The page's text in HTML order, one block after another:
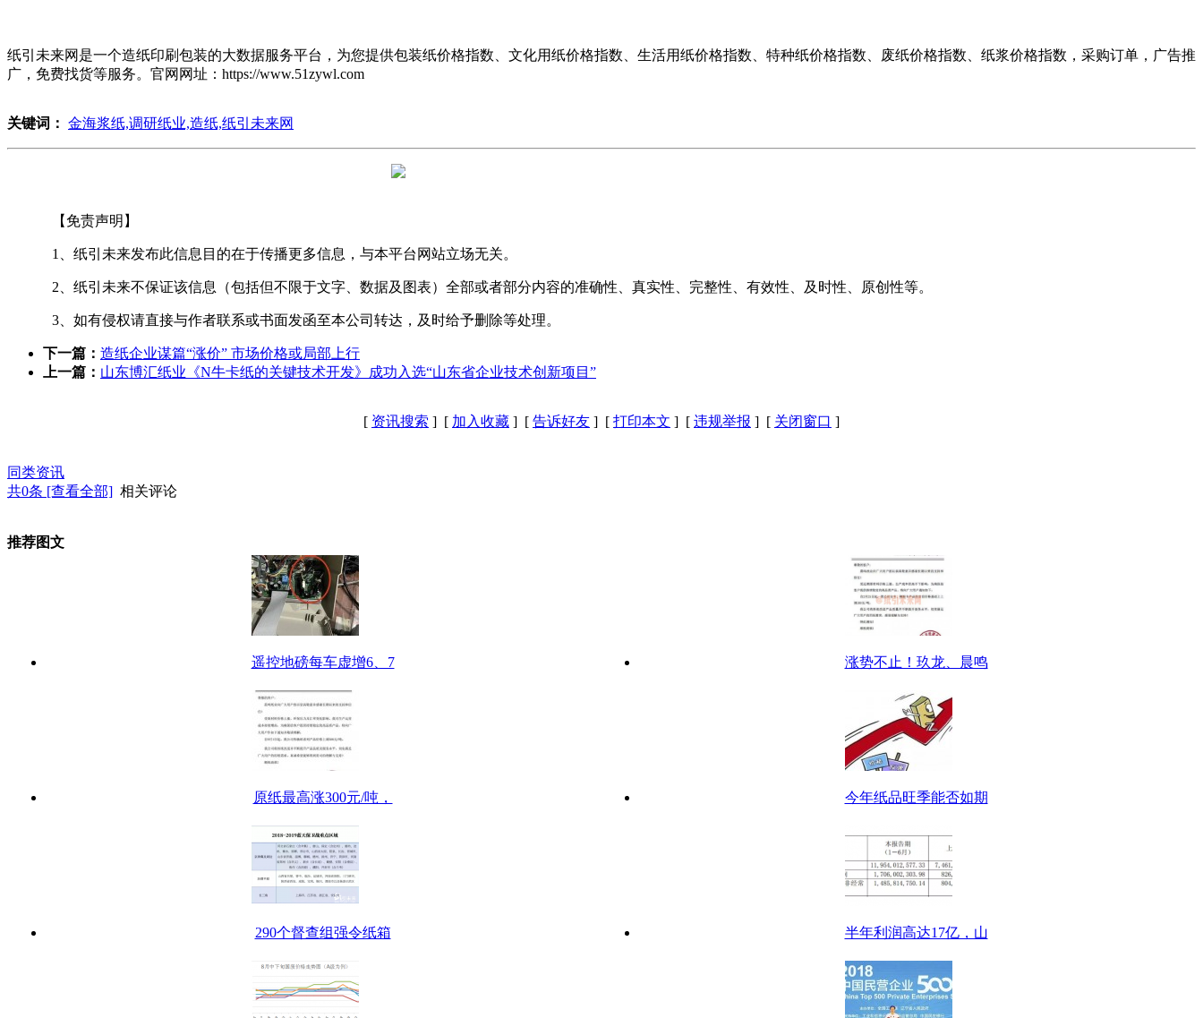
纸引未来网是一个造纸印刷包装的大数据服务平台，为您提供包装纸价格指数、文化用纸价格指数、生活用纸价格指数、特种纸价格指数、废纸价格指数、纸浆价格指数，采购订单，广告推
广，免费找货等服务。官网网址：https://www.51zywl.com
关键词： 金海浆纸,调研纸业,造纸,纸引未来网
【免责声明】
1、纸引未来发布此信息目的在于传播更多信息，与本平台网站立场无关。
2、纸引未来不保证该信息（包括但不限于文字、数据及图表）全部或者部分内容的准确性、真实性、完整性、有效性、及时性、原创性等。
3、如有侵权请直接与作者联系或书面发函至本公司转达，及时给予删除等处理。
下一篇： 造纸企业谋篇“涨价” 市场价格或局部上行
上一篇： 山东博汇纸业《N牛卡纸的关键技术开发》成功入选“山东省企业技术创新项目”
[ 资讯搜索 ] [ 加入收藏 ] [ 告诉好友 ] [ 打印本文 ] [ 违规举报 ] [ 关闭窗口 ]
同类资讯
共0条 [查看全部] 相关评论
推荐图文
遥控地磅每车虚增6、7 涨势不止！玖龙、晨鸣
原纸最高涨300元/吨， 今年纸品旺季能否如期
290个督查组强令纸箱 半年利润高达17亿，山